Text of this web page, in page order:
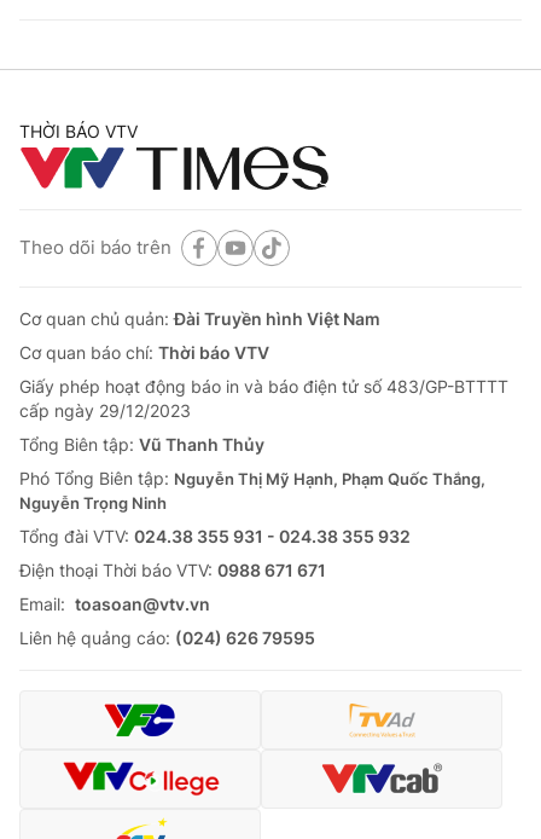
THỜI BÁO VTV
Theo dõi báo trên
Cơ quan chủ quản:Đài Truyền hình Việt Nam
Cơ quan báo chí: Thời báo VTV
Giấy phép hoạt động báo in và báo điện tử số 483/GP-BTTTT
cấp ngày 29/12/2023
Tổng Biên tập: Vũ Thanh Thủy
Phó Tổng Biên tập: Nguyễn Thị Mỹ Hạnh, Phạm Quốc Thắng,
Nguyễn Trọng Ninh
Tổng đài VTV: 024.38 355 931 - 024.38 355 932
Ðiện thoại Thời báo VTV: 0988 671 671
Email: toasoan@vtv.vn
Liên hệ quảng cáo: (024) 626 79595